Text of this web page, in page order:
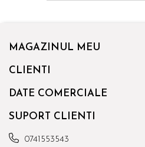
MAGAZINUL MEU
CLIENTI
DATE COMERCIALE
SUPORT CLIENTI
0741553543